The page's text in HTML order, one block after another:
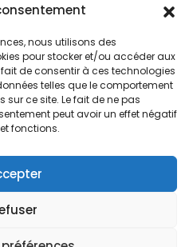
nous utilisons des
pour stocker et/ou accéder aux
de consentir à ces technologies
telles que le comportement
ce site. Le fait de ne pas
peut avoir un effet négatif
fonctions.
Angers-Beaucouzé (49)
Lyon-Vaulx en Velin (69)
Montauban (82)
Moulins-les-Metz (57)
La Réunion (97)
Diner vous recommande Oncle Scott's